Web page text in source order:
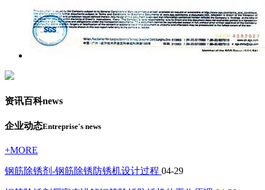
资讯百科news
企业动态Entreprise's news
+MORE
钢筋除锈剂-钢筋除锈防锈机设计过程 04-29